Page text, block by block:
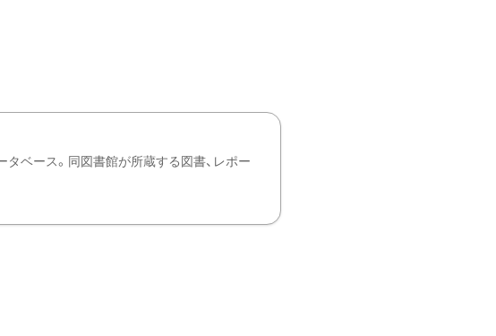
ベース。同図書館が所蔵する図書、レポー